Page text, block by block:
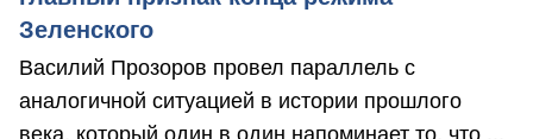
Зеленского
Василий Прозоров провел параллель с
аналогичной ситуацией в истории прошлого
века, который один в один напоминает то, что ...